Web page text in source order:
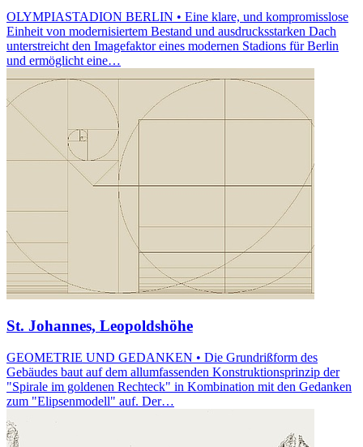
OLYMPIASTADION BERLIN • Eine klare, und kompromisslose
Einheit von modernisiertem Bestand und ausdrucksstarken Dach
unterstreicht den Imagefaktor eines modernen Stadions für Berlin
und ermöglicht eine…
St. Johannes, Leopoldshöhe
GEOMETRIE UND GEDANKEN • Die Grundrißform des
Gebäudes baut auf dem allumfassenden Konstruktionsprinzip der
"Spirale im goldenen Rechteck" in Kombination mit den Gedanken
zum "Elipsenmodell" auf. Der…